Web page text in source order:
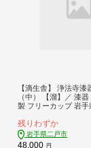
【滴生舎】 浄法寺漆
（中） 【溜】／ 漆
製 フリーカップ 岩手
残りわずか
岩手県二戸市
48,000 円